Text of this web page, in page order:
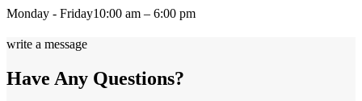
Monday - Friday10:00 am – 6:00 pm
write a message
Have Any Questions?